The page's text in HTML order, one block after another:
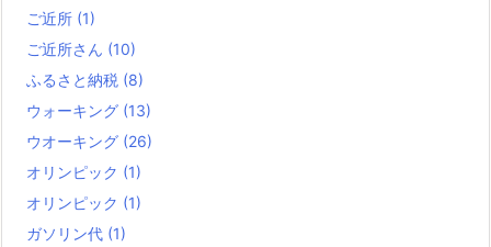
ご近所 (1)
ご近所さん (10)
ふるさと納税 (8)
ウォーキング (13)
ウオーキング (26)
オリンピック (1)
オリンピック (1)
ガソリン代 (1)